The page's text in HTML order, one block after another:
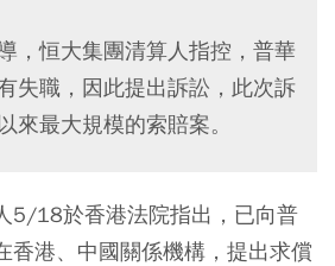
，恒大集團清算人指控，普華
失職，因此提出訴訟，此次訴
來最大規模的索賠案。
5/18於香港法院指出，已向普
香港、中國關係機構，提出求償